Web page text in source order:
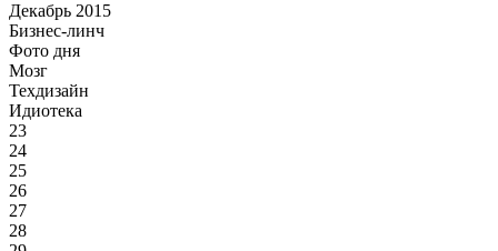
Декабрь 2015
Бизнес-линч
Фото дня
Мозг
Техдизайн
Идиотека
23
24
25
26
27
28